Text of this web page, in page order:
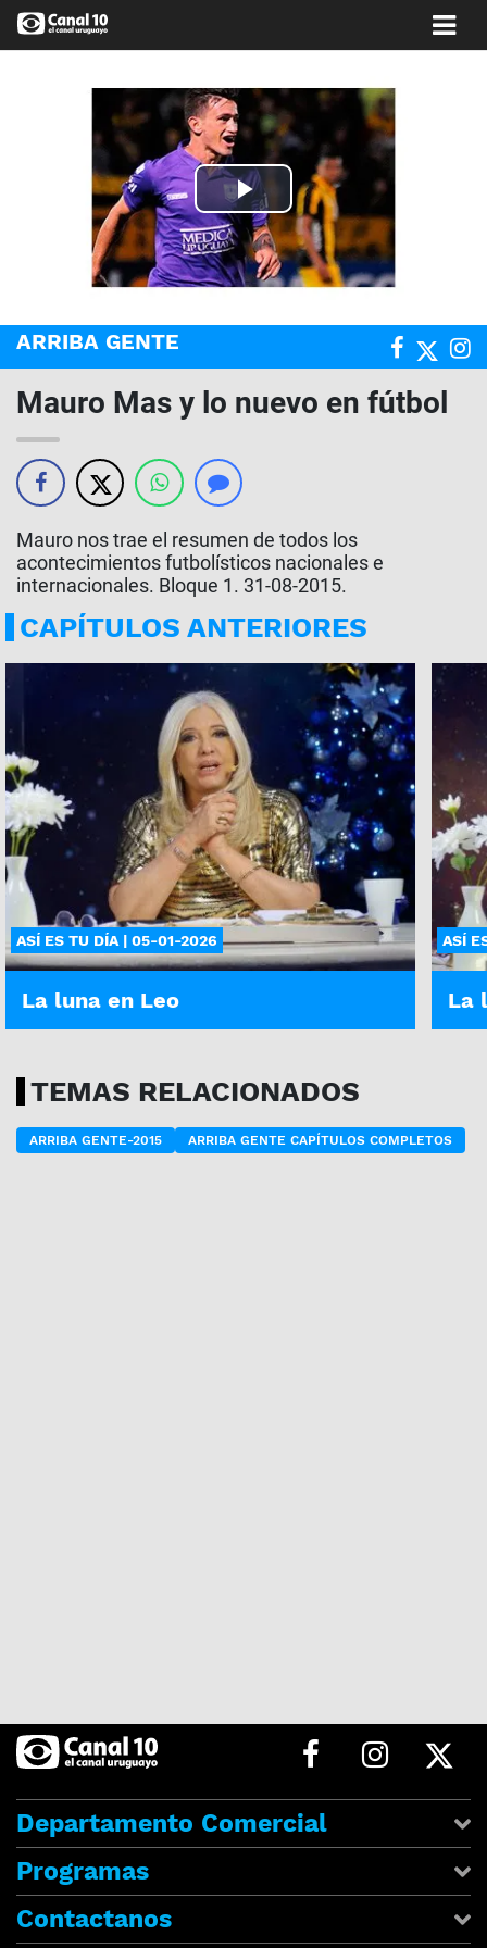
Play
Video
ARRIBA GENTE
Mauro Mas y lo nuevo en fútbol
Mauro nos trae el resumen de todos los
acontecimientos futbolísticos nacionales e
internacionales. Bloque 1. 31-08-2015.
CAPÍTULOS ANTERIORES
ASÍ ES TU DÍA | 05-01-2026
La luna en Leo
ASÍ
La
TEMAS RELACIONADOS
ARRIBA GENTE-2015 ARRIBA GENTE CAPÍTULOS COMPLETOS
Departamento Comercial
Programas
Contactanos